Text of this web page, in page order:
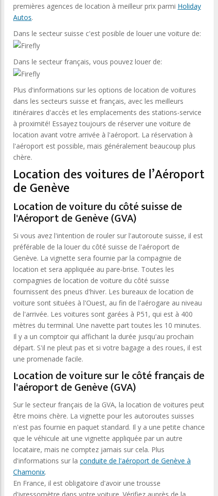
premières agences de location à meilleur prix parmi Holiday
Autos.
Dans le secteur suisse c'est posible de louer une voiture de:
Dans le secteur français, vous pouvez louer de:
Plus d'informations sur les options de location de voitures
dans les secteurs suisse et français, avec les meilleurs
itinéraires d'accès et les emplacements des stations-service
à proximité! Essayez toujours de réserver une voiture de
location avant votre arrivée à l'aéroport. La réservation à
l'aéroport est possible, mais généralement beaucoup plus
chère.
Location des voitures de l’Aéroport
de Genève
Location de voiture du côté suisse de
l'Aéroport de Genève (GVA)
Si vous avez l'intention de rouler sur l'autoroute suisse, il est
préférable de la louer du côté suisse de l'aéroport de
Genève. La vignette sera fournie par la compagnie de
location et sera appliquée au pare-brise. Toutes les
compagnies de location de voiture du côté suisse
fournissent des pneus d'hiver. Les bureaux de location de
voiture sont situées à l'Ouest, au fin de l'aérogare au niveau
de l'arrivée. Les voitures sont garées à P51, qui est à 400
mètres du terminal. Une navette part toutes les 10 minutes.
Il y a un comptoir qui affichant la durée jusqu'au prochain
départ. S'il ne pleut pas et si votre bagage a des roues, il est
une promenade facile.
Location de voiture sur le côté français de
l'aéroport de Genève (GVA)
Sur le secteur français de la GVA, la location de voitures peut
être moins chère. La vignette pour les autoroutes suisses
n'est pas fournie en paquet standard. Il y a une petite chance
que le véhicule ait une vignette appliquée par un autre
locataire, mais ne comptez jamais sur cela. Plus
d'informations sur la conduite de l'aéroport de Genève à
Chamonix.
En France, il est obligatoire d'avoir une trousse